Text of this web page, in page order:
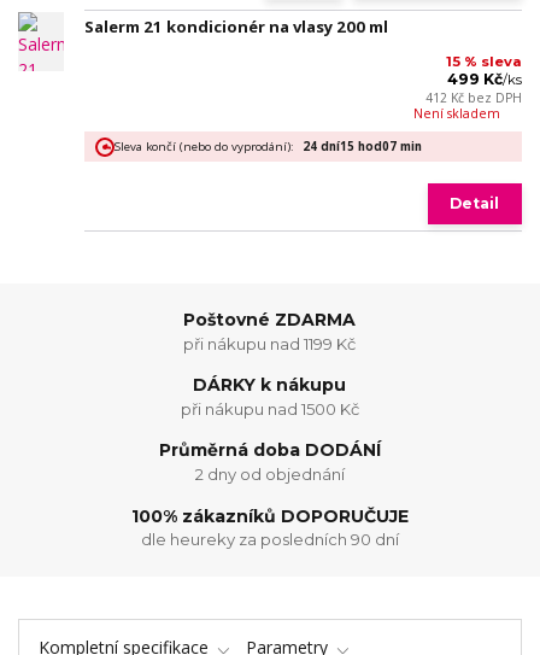
Salerm 21 kondicionér na vlasy 200 ml
15 % sleva
499 Kč/ks
412 Kč bez DPH
Není skladem
Sleva končí (nebo do vyprodání): 24 dní15 hod07 min
Detail
Poštovné ZDARMA
při nákupu nad 1199 Kč
DÁRKY k nákupu
při nákupu nad 1500 Kč
Průměrná doba DODÁNÍ
2 dny od objednání
100% zákazníků DOPORUČUJE
dle heureky za posledních 90 dní
Kompletní specifikace
Parametry